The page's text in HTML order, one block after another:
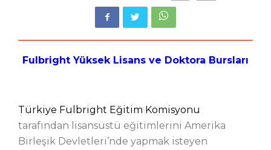
FulbrightYüksek Lisans ve Doktora Bursları
Türkiye Fulbright Eğitim Komisyonu
tarafından lisansüstü eğitimlerini Amerika
Birleşik Devletleri’nde yapmak isteyen